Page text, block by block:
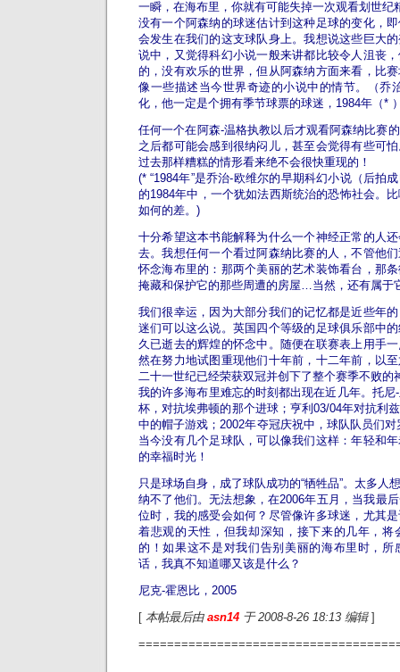
一瞬，在海布里，你就有可能失掉一次观看划世纪
没有一个阿森纳的球迷估计到这种足球的变化，
会发生在我们的这支球队身上。我想说这些巨大
说中，又觉得科幻小说一般来讲都比较令人沮丧
的，没有欢乐的世界，但从阿森纳方面来看，比
像一些描述当今世界奇迹的小说中的情节。（乔
化，他一定是个拥有季节球票的球迷，1984年（*
任何一个在阿森-温格执教以后才观看阿森纳比赛
之后都可能会感到很纳闷儿，甚至会觉得有些可
过去那样糟糕的情形看来绝不会很快重现的！
(* “1984年”是乔治-欧维尔的早期科幻小说（后拍
的1984年中，一个犹如法西斯统治的恐怖社会。
如何的差。)
十分希望这本书能解释为什么一个神经正常的人
去。我想任何一个看过阿森纳比赛的人，不管他
怀念海布里的：那两个美丽的艺术装饰看台，那
掩藏和保护它的那些周遭的房屋…当然，还有属于
我们很幸运，因为大部分我们的记忆都是近些年
迷们可以这么说。英国四个等级的足球俱乐部中
久已逝去的辉煌的怀念中。随便在联赛表上用手
然在努力地试图重现他们十年前，十二年前，以
二十一世纪已经荣获双冠并创下了整个赛季不败的
我的许多海布里难忘的时刻都出现在近几年。托
杯，对抗埃弗顿的那个进球；亨利03/04年对抗利
中的帽子游戏；2002年夺冠庆祝中，球队队员们
当今没有几个足球队，可以像我们这样：年轻和
的幸福时光！
只是球场自身，成了球队成功的“牺牲品”。太多人
纳不了他们。无法想象，在2006年五月，当我最
位时，我的感受会如何？尽管像许多球迷，尤其
着悲观的天性，但我却深知，接下来的几年，将
的！如果这不是对我们告别美丽的海布里时，所
话，我真不知道哪又该是什么？
尼克-霍恩比，2005
[ 本帖最后由 asn14 于 2008-8-26 18:13 编辑 ]